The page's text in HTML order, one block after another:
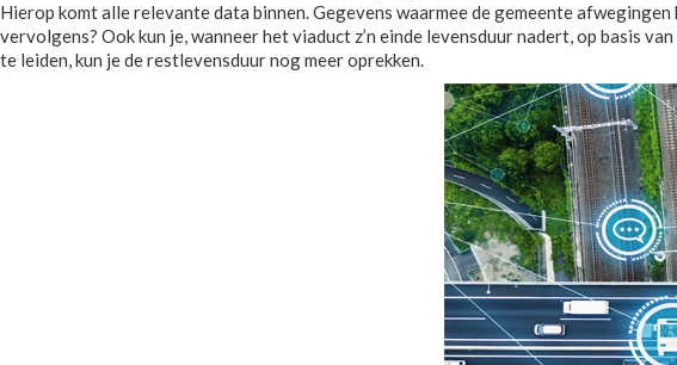
Hierop komt alle relevante data binnen. Gegevens waarmee de gemeente
vervolgens? Ook kun je, wanneer het viaduct z’n einde levensduur nadert, op basis
te leiden, kun je de restlevensduur nog meer oprekken.